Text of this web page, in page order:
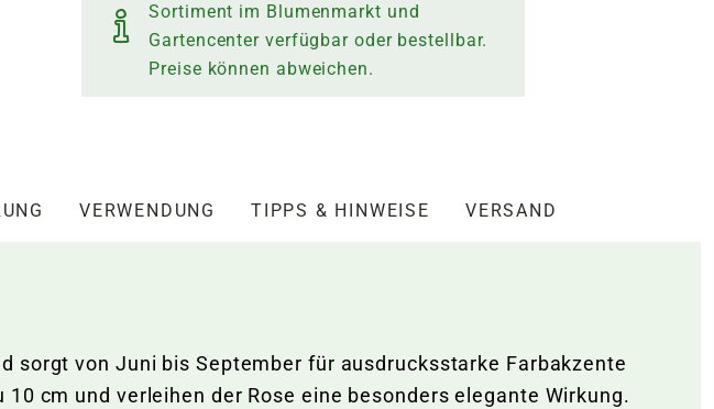
Sortiment im Blumenmarkt und
Gartencenter verfügbar oder bestellbar.
Preise können abweichen.
VERWENDUNG TIPPS & HINWEISE VERSAND
von Juni bis September für ausdrucksstarke Farbakzente
cm und verleihen der Rose eine besonders elegante Wirkung.